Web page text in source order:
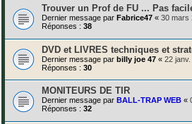
Trouver un Prof de FU ... Pas
Dernier message par Fabrice47 « 30 mars
Réponses : 38
DVD et LIVRES techniques et
Dernier message par billy joe 47 « 22
Réponses : 30
MONITEURS DE TIR
Dernier message par BALL-TRAP WEB «
Réponses : 32